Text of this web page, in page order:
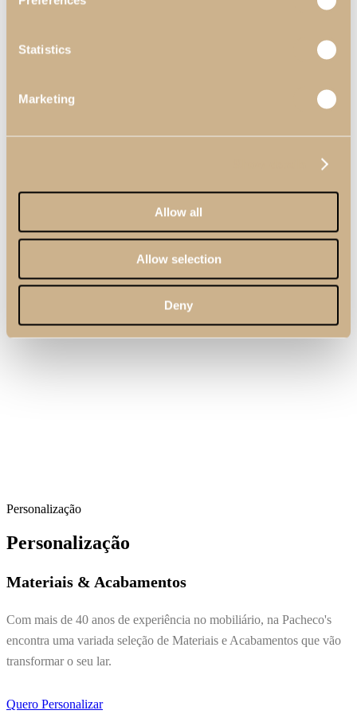
Statistics
Marketing
Allow all
Allow selection
Deny
Personalização
Personalização
Materiais & Acabamentos
Com mais de 40 anos de experiência no mobiliário, na Pacheco's
encontra uma variada seleção de Materiais e Acabamentos que vão
transformar o seu lar.
Quero Personalizar